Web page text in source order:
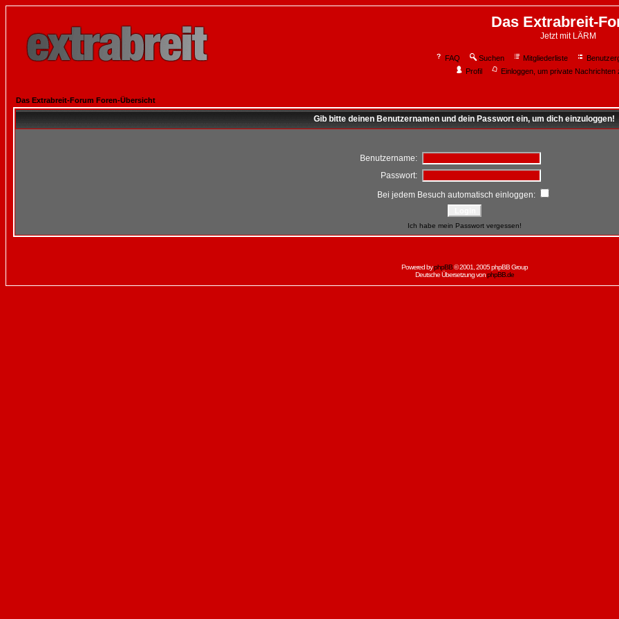
Das Extrabreit-
Jetzt mit LÄRM
FAQ Suchen Mitgliederliste
Profil
Einloggen, um private Nachrichten
Das Extrabreit-Forum Foren-Übersicht
Gib bitte deinen Benutzernamen und dein Passwort ein, um dich einzuloggen!
Benutzername:
Passwort:
Bei jedem Besuch automatisch einloggen:
Ich habe mein Passwort vergessen!
Powered byphpBB© 2001, 2005 phpBB Group
Deutsche Übersetzung vonphpBB.de